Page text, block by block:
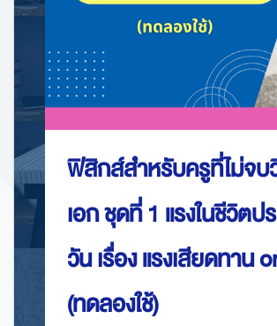
ฟิสิกส์สำหรับครูที่ไม่จบ
เอก ชุดที่ 1 แรงในชีวิตป
วัน เรื่อง แรงเสียดทาน
(ทดลองใช้)